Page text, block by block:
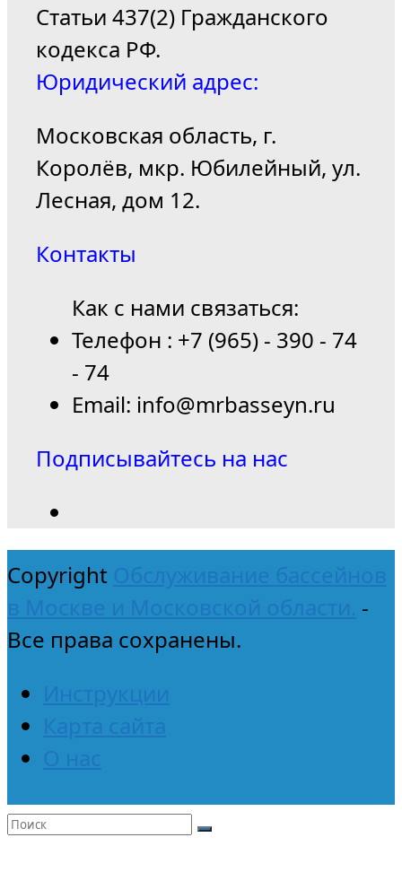
Статьи 437(2) Гражданского
кодекса РФ.
Юридический адрес:
Московская область, г.
Королёв, мкр. Юбилейный, ул.
Лесная, дом 12.
Контакты
Как с нами связаться:
Телефон : +7 (965) - 390 - 74
- 74
Email: info@mrbasseyn.ru
Подписывайтесь на нас
Copyright Обслуживание бассейнов
в Москве и Московской области. -
Все права сохранены.
Инструкции
Карта сайта
О нас